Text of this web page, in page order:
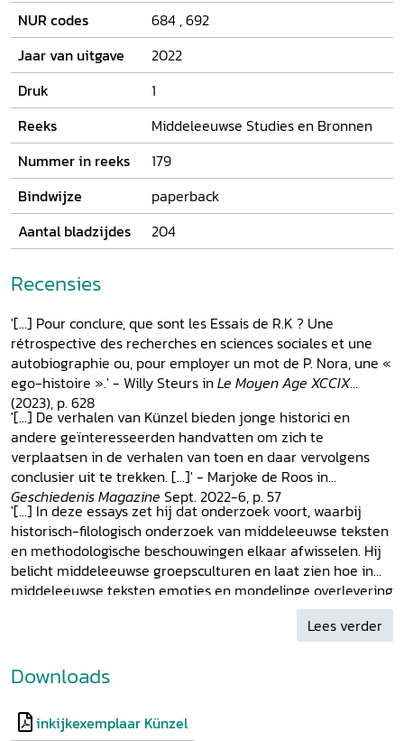
NUR codes
684 ,692
Jaar van uitgave
2022
Druk
1
Reeks
Middeleeuwse Studies en Bronnen
Nummer in reeks
179
Bindwijze
paperback
Aantal bladzijdes
204
Recensies
'[...] Pour conclure, que sont les Essais de R.K ? Une
rétrospective des recherches en sciences sociales et une
autobiographie ou, pour employer un mot de P. Nora, une «
ego-histoire ».' - Willy Steurs in Le Moyen Age XCCIX
(2023), p. 628
'[...] De verhalen van Künzel bieden jonge historici en
andere geïnteresseerden handvatten om zich te
verplaatsen in de verhalen van toen en daar vervolgens
conclusier uit te trekken. [...]' - Marjoke de Roos in
Geschiedenis Magazine Sept. 2022-6, p. 57
'[...] In deze essays zet hij dat onderzoek voort, waarbij
historisch-filologisch onderzoek van middeleeuwse teksten
en methodologische beschouwingen elkaar afwisselen. Hij
belicht middeleeuwse groepsculturen en laat zien hoe in
middeleeuwse teksten emoties en mondelinge overlevering
te achterhalen zijn. [...] Hij is niet alleen historicus maar
ook filoloog en maakt dan ook veelvuldig gebruik van
en hagiografieën zijn allemaal bronnen die hij gebruikt in
de constructie van zijn betoog. Hij toont tevens nieuwe
inzichten in voor ons bekende verhalen, zoals over
Roodkapje, waar hij een hele andere versie van geeft die
Lees verder
Downloads
inkijkexemplaar Künzel